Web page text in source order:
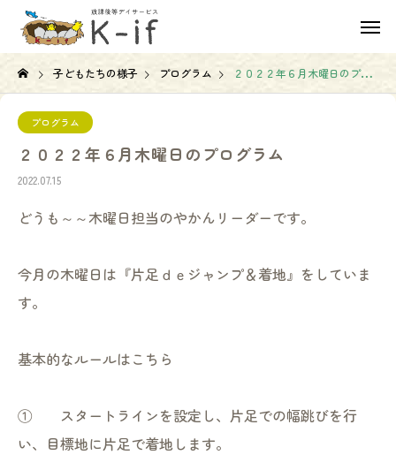
子どもたちの様子 プログラム ２０２２年６月木曜日のプログラム
プログラム
２０２２年６月木曜日のプログラム
2022.07.15
どうも～～木曜日担当のやかんリーダーです。
今月の木曜日は『片足ｄｅジャンプ＆着地』をしていま
す。
基本的なルールはこちら
① スタートラインを設定し、片足での幅跳びを行
い、目標地に片足で着地します。